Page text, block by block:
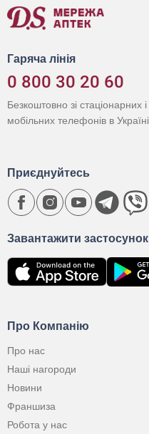
Гаряча лінія
0 800 30 20 60
Безкоштовно зі стаціонарних і
мобільних телефонів в Україні
Про Компанію
Про нас
Наші нагороди
Новини
Франшиза
Робота у нас
Завантажити застосунок
Приєднуйтесь